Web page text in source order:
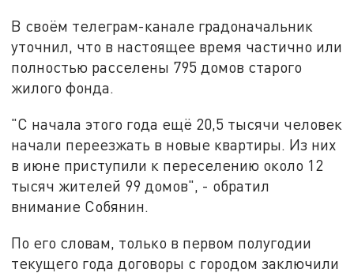
В своём телеграм-канале градоначальник
уточнил, что в настоящее время частично или
полностью расселены 795 домов старого
жилого фонда.
"С начала этого года ещё 20,5 тысячи человек
начали переезжать в новые квартиры. Из них
в июне приступили к переселению около 12
тысяч жителей 99 домов", - обратил
внимание Собянин.
По его словам, только в первом полугодии
текущего года договоры с городом заключили